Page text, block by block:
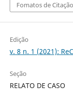
Fomatos de Citação
Edição
v. 8 n. 1 (2021):
Seção
RELATO DE CASO